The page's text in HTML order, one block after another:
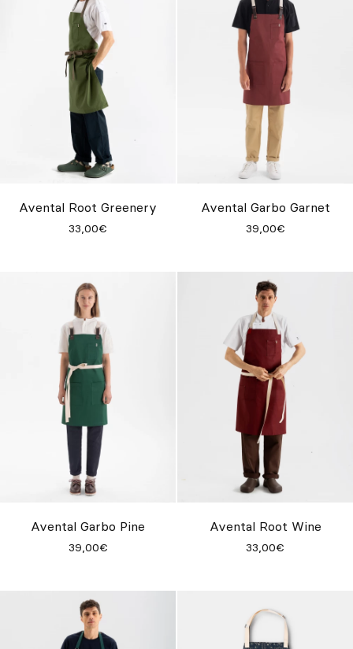
Avental Root Greenery
33,00€
Avental Garbo Garnet
39,00€
Avental Garbo Pine
39,00€
Avental Root Wine
33,00€